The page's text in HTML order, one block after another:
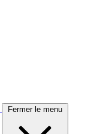
Fermer le menu